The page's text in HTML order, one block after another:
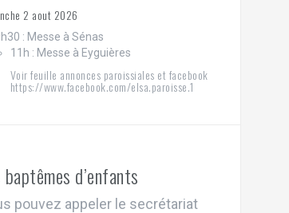
2 aout 2026
: Messe à Sénas
11h : Messe à Eyguières
Voir feuille annonces paroissiales et facebook
https://www.facebook.com/elsa.paroisse.1
baptêmes d’enfants
pouvez appeler le secrétariat